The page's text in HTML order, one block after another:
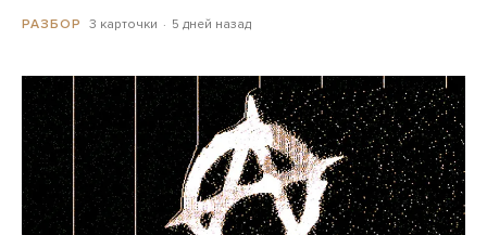
РАЗБОР 3 карточки 5 дней назад